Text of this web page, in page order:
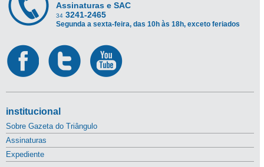
Assinaturas e SAC
34 3241-2465
Segunda a sexta-feira, das 10h às 18h, exceto feriados
institucional
Sobre Gazeta do Triângulo
Assinaturas
Expediente